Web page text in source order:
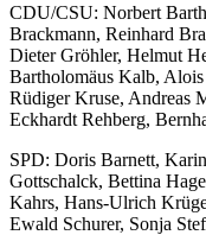
CDU/CSU: Norbert
Brackmann, Reinhard
Dieter Gröhler, Helmut
Bartholomäus Kalb,
Rüdiger Kruse, Andreas
Eckhardt Rehberg,
SPD: Doris Barnett,
Gottschalck, Bettina
Kahrs, Hans-Ulrich
Ewald Schurer, Sonja